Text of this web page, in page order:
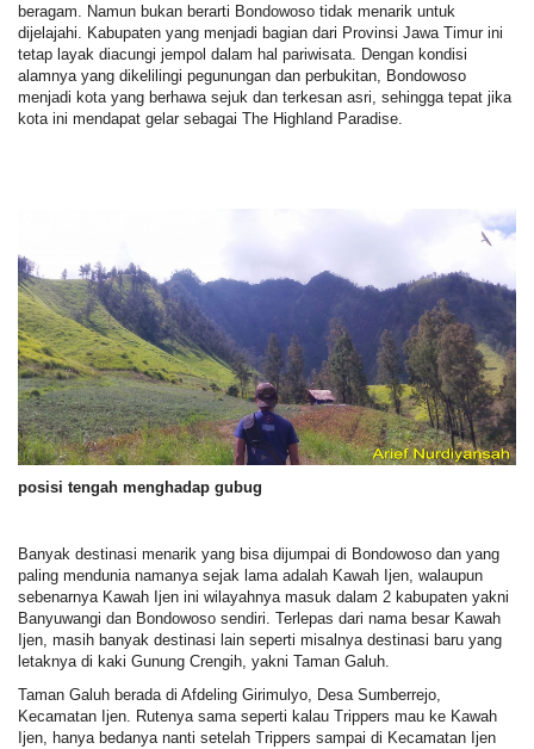
beragam. Namun bukan berarti Bondowoso tidak menarik untuk
dijelajahi. Kabupaten yang menjadi bagian dari Provinsi Jawa Timur ini
tetap layak diacungi jempol dalam hal pariwisata. Dengan kondisi
alamnya yang dikelilingi pegunungan dan perbukitan, Bondowoso
menjadi kota yang berhawa sejuk dan terkesan asri, sehingga tepat jika
kota ini mendapat gelar sebagai The Highland Paradise.
posisi tengah menghadap gubug
Banyak destinasi menarik yang bisa dijumpai di Bondowoso dan yang
paling mendunia namanya sejak lama adalah Kawah Ijen, walaupun
sebenarnya Kawah Ijen ini wilayahnya masuk dalam 2 kabupaten yakni
Banyuwangi dan Bondowoso sendiri. Terlepas dari nama besar Kawah
Ijen, masih banyak destinasi lain seperti misalnya destinasi baru yang
letaknya di kaki Gunung Crengih, yakni Taman Galuh.
Taman Galuh berada di Afdeling Girimulyo, Desa Sumberrejo,
Kecamatan Ijen. Rutenya sama seperti kalau Trippers mau ke Kawah
Ijen, hanya bedanya nanti setelah Trippers sampai di Kecamatan Ijen